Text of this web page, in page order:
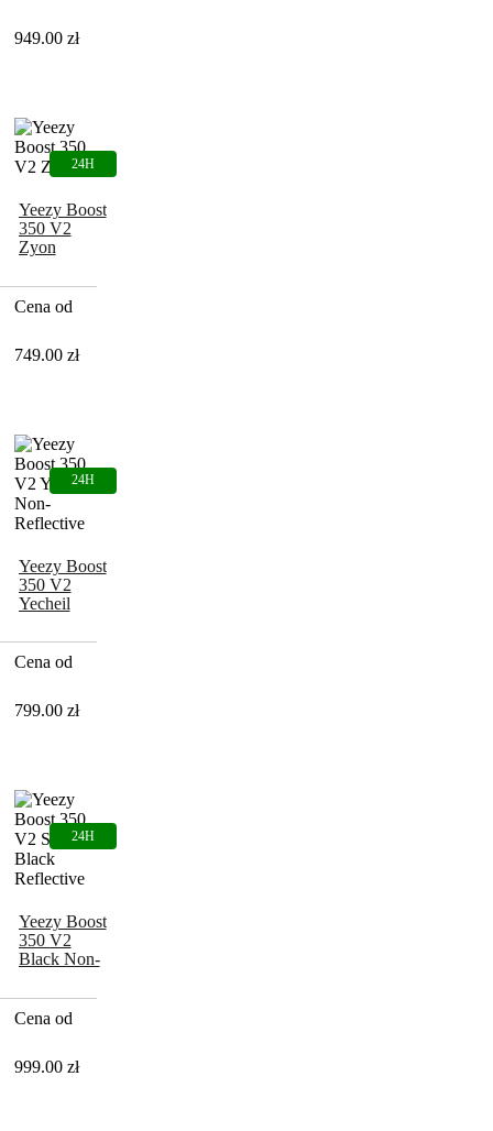
949.00 zł
Yeezy Boost
350 V2
Zyon
Cena od
749.00 zł
Yeezy Boost
350 V2
Yecheil
Reflective
Cena od
799.00 zł
Yeezy Boost
350 V2
Black Non-
Cena od
999.00 zł